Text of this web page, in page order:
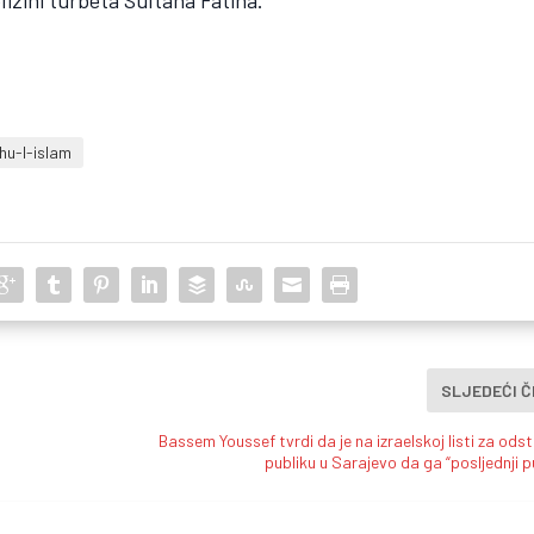
l-islam
SLJEDEĆI
Bassem Youssef tvrdi da je na izraelskoj listi za
publiku u Sarajevo da ga “posljednji